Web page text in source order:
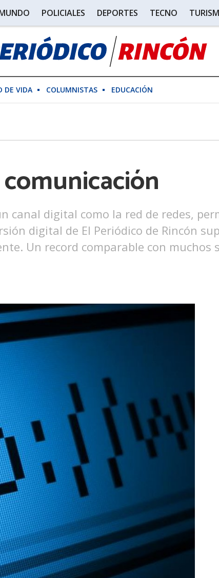
POLICIALES DEPORTES TECNO
DE VIDA COLUMNISTAS EDUCACIÓN
canal digital como la red de redes,
digital de El Periódico de Rincón
Un record comparable con muchos